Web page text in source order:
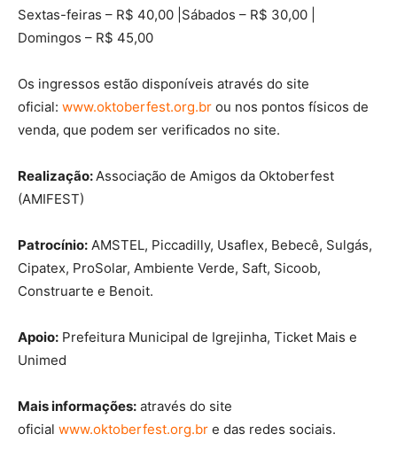
Sextas-feiras – R$ 40,00 |Sábados – R$ 30,00 |
Domingos – R$ 45,00
Os ingressos estão disponíveis através do site
oficial: www.oktoberfest.org.br ou nos pontos físicos de
venda, que podem ser verificados no site.
Realização:Associação de Amigos da Oktoberfest
(AMIFEST)
Patrocínio: AMSTEL, Piccadilly, Usaflex, Bebecê, Sulgás,
Cipatex, ProSolar, Ambiente Verde, Saft, Sicoob,
Construarte e Benoit.
Apoio: Prefeitura Municipal de Igrejinha, Ticket Mais e
Unimed
Mais informações: através do site
oficial www.oktoberfest.org.br e das redes sociais.